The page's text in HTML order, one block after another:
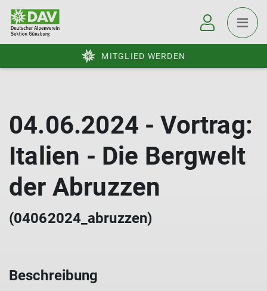
MITGLIED WERDEN
04.06.2024 - Vortrag:
Italien - Die Bergwelt
der Abruzzen
(04062024_abruzzen)
Beschreibung